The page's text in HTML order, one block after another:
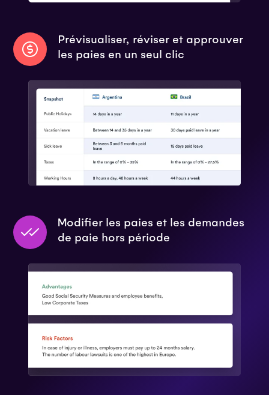
Prévisualiser, réviser et approuver
les paies en un seul clic
Modifier les paies et les demandes
de paie hors période